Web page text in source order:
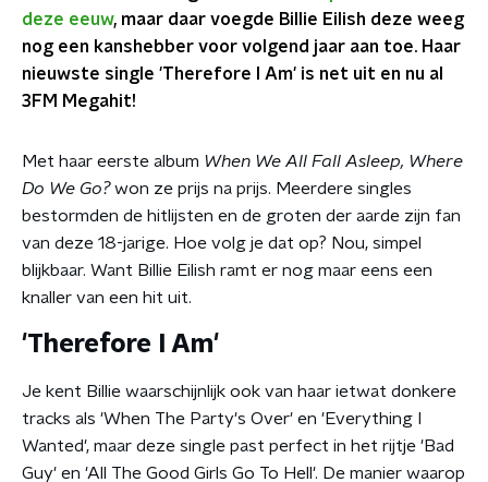
deze eeuw, maar daar voegde Billie Eilish deze weeg
nog een kanshebber voor volgend jaar aan toe. Haar
nieuwste single 'Therefore I Am' is net uit en nu al
3FM Megahit!
Met haar eerste album When We All Fall Asleep, Where
Do We Go?won ze prijs na prijs. Meerdere singles
bestormden de hitlijsten en de groten der aarde zijn fan
van deze 18-jarige. Hoe volg je dat op? Nou, simpel
blijkbaar. Want Billie Eilish ramt er nog maar eens een
knaller van een hit uit.
'Therefore I Am'
Je kent Billie waarschijnlijk ook van haar ietwat donkere
tracks als 'When The Party's Over' en 'Everything I
Wanted', maar deze single past perfect in het rijtje 'Bad
Guy' en 'All The Good Girls Go To Hell'. De manier waarop